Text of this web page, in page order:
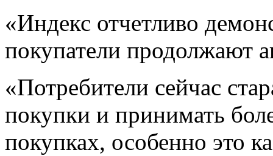
«Индекс отчетливо
покупатели продолжают
«Потребители сейчас
покупки и принимать
покупках, особенно это